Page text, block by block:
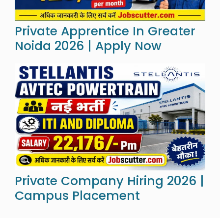
Private Apprentice In Greater
Noida 2026 | Apply Now
Private Company Hiring 2026 |
Campus Placement